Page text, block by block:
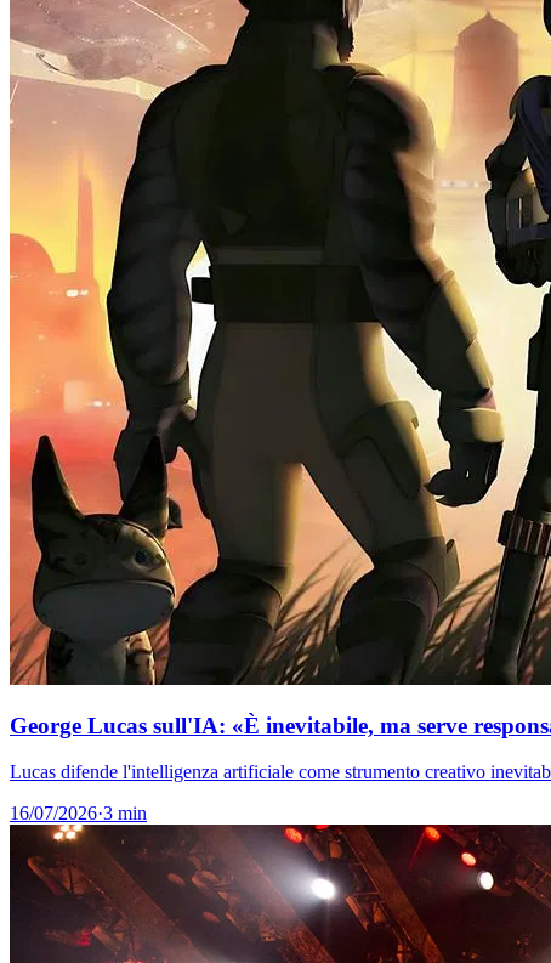
George Lucas sull'IA: «È inevitabile, ma serve
Lucas difende l'intelligenza artificiale come strumento creativo
16/07/2026·3 min